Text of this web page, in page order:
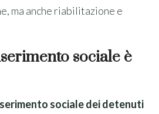
ma anche riabilitazione e
sociale è
sociale dei detenuti